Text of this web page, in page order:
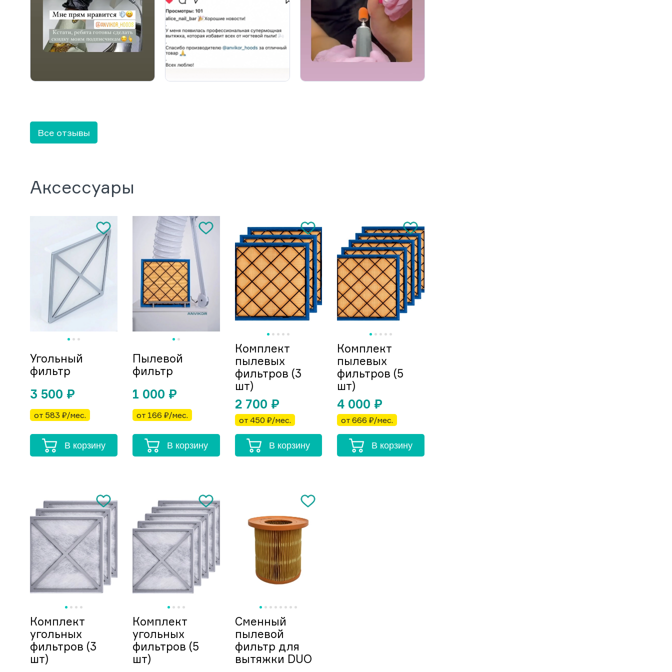
Все отзывы
Аксессуары
Угольный
фильтр
3 500 ₽
от 583 ₽/мес.
В корзину
Пылевой
фильтр
1 000 ₽
от 166 ₽/мес.
В корзину
Комплект
пылевых
фильтров (3
шт)
2 700 ₽
от 450 ₽/мес.
В корзину
Комплект
пылевых
фильтров (5
шт)
4 000 ₽
от 666 ₽/мес.
В корзину
Комплект
угольных
фильтров (3
шт)
Комплект
угольных
фильтров (5
шт)
Сменный
пылевой
фильтр для
вытяжки DUO